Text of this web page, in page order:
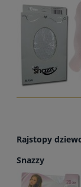
Rajstopy
Snazzy